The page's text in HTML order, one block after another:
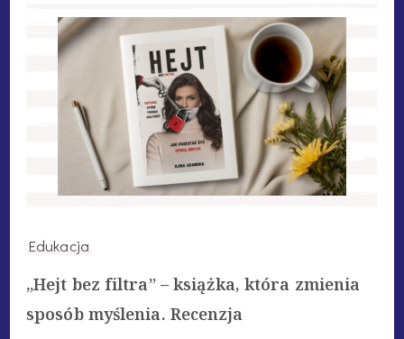
Edukacja
„Hejt bez filtra” – książka, która zmienia
sposób myślenia. Recenzja